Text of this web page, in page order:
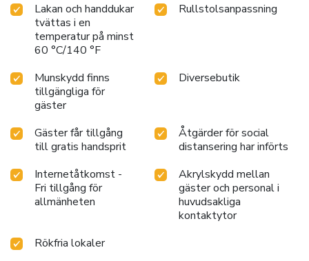
Lakan och handdukar
tvättas i en
temperatur på minst
60 °C/140 °F
Rullstolsanpassning
Munskydd finns
tillgängliga för
gäster
Diversebutik
Gäster får tillgång
till gratis handsprit
Åtgärder för social
distansering har införts
Internetåtkomst -
Fri tillgång för
allmänheten
Akrylskydd mellan
gäster och personal i
huvudsakliga
kontaktytor
Rökfria lokaler